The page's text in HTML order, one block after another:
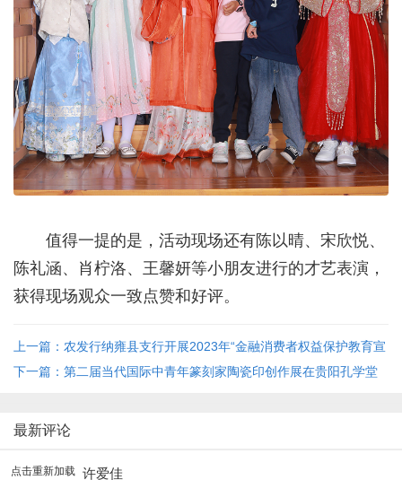
值得一提的是，活动现场还有陈以晴、宋欣悦、
陈礼涵、肖柠洛、王馨妍等小朋友进行的才艺表演，
获得现场观众一致点赞和好评。
上一篇：农发行纳雍县支行开展2023年“金融消费者权益保护教育宣
传月”活动
下一篇：第二届当代国际中青年篆刻家陶瓷印创作展在贵阳孔学堂
最新评论
点击重新加载 许爱佳